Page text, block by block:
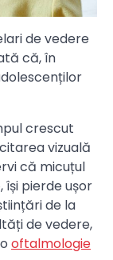
de vedere
că, în
crescut
vizuală
că micuțul
pierde ușor
de la
de vedere,
oftalmologie